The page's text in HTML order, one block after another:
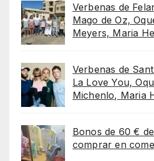
Verbenas de
Mago de Oz,
Meyers, Maria
Verbenas de
La Love You,
Michenlo, Maria
Bonos de 60 €
comprar en